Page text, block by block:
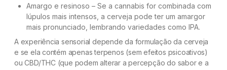
Amargo e resinoso – Se a cannabis for combinada com
lúpulos mais intensos, a cerveja pode ter um amargor
mais pronunciado, lembrando variedades como IPA.
A experiência sensorial depende da formulação da cerveja
e se ela contém apenas terpenos (sem efeitos psicoativos)
ou CBD/THC (que podem alterar a percepção do sabor e a